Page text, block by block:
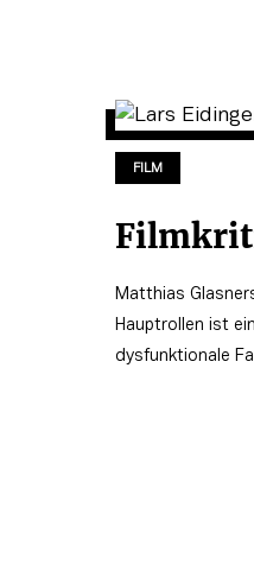
FILM
Matthias
Hauptrollen ist
dysfunktionale